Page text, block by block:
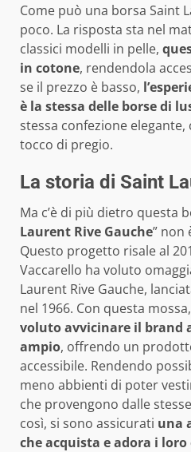
Come può una borsa Saint
poco. La risposta sta nel
classici modelli in pelle,
in cotone, rendendola
se il prezzo è basso,
è la stessa delle borse di
stessa confezione
tocco di pregio.
La storia di Saint
Ma c’è di più dietro questa
Laurent Rive Gauche” non
Questo progetto risale al
Vaccarello ha voluto
Laurent Rive Gauche,
nel 1966. Con questa mossa,
voluto avvicinare il brand
ampio, offrendo un
accessibile. Rendendo
meno abbienti di poter
che provengono dalle
così, si sono assicurati una
che acquista e adora i loro